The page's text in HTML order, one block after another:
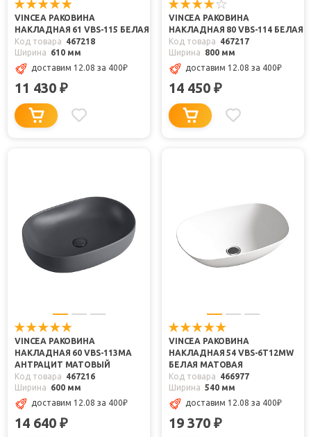
VINCEA РАКОВИНА
НАКЛАДНАЯ 61 VBS-115 БЕЛАЯ
Код товара
467218
Ширина
610 мм
доставим 12.08 за 400₽
11 430 ₽
VINCEA РАКОВИНА
НАКЛАДНАЯ 80 VBS-114 БЕЛАЯ
Код товара
467217
Ширина
800 мм
доставим 12.08 за 400₽
14 450 ₽
VINCEA РАКОВИНА
НАКЛАДНАЯ 60 VBS-113MA
АНТРАЦИТ МАТОВЫЙ
Код товара
467216
Ширина
600 мм
доставим 12.08 за 400₽
14 640 ₽
VINCEA РАКОВИНА
НАКЛАДНАЯ 54 VBS-6T12MW
БЕЛАЯ МАТОВАЯ
Код товара
466977
Ширина 540 мм
доставим 12.08 за 400₽
19 370 ₽